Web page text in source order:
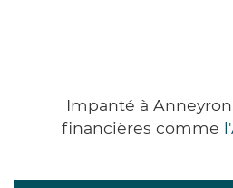
Impanté à
financières comme